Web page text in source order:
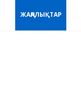
ЖАҢАЛЫҚТАР